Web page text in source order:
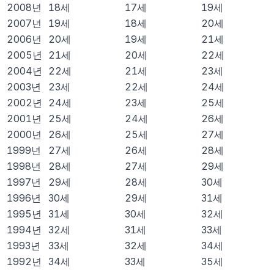
2008년 18세 17세 19세
2007년 19세 18세 20세
2006년 20세 19세 21세
2005 년 21세 20세 22세
2004년 22세 21세 23세
2003년 23세 22세 24세
2002 년 24세 23세 25세
2001년 25세 24세 26세
2000년 26세 25세 27세
1999년 27세 26세 28세
1998년 28세 27세 29세
1997년 29세 28세 30세
1996년 30세 29세 31세
1995 년 31세 30세 32세
1994년 32세 31세 33세
1993년 33세 32세 34세
1992 년 34세 33세 35세